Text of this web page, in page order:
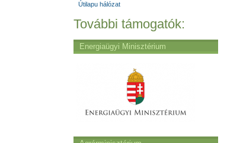
Útilapu hálózat
További támogatók:
Energiaügyi Minisztérium